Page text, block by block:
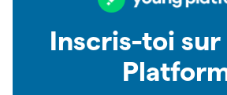
Inscris-toi sur